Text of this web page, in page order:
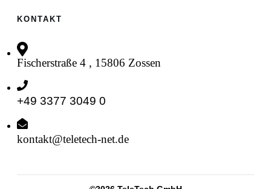
KONTAKT
Fischerstraße 4 , 15806 Zossen
+49 3377 3049 0
kontakt@teletech-net.de